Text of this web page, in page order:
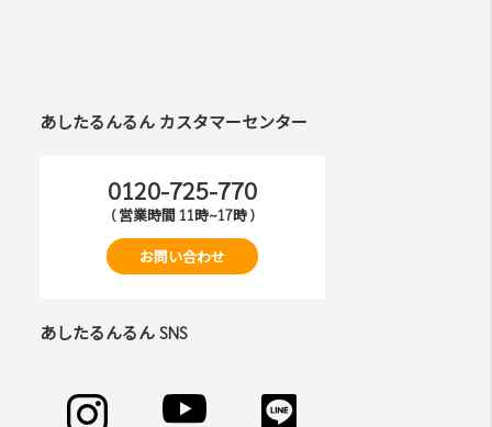
あしたるんるん カスタマーセンター
0120-725-770
( 営業時間 11時~17時 )
お問い合わせ
あしたるんるん SNS